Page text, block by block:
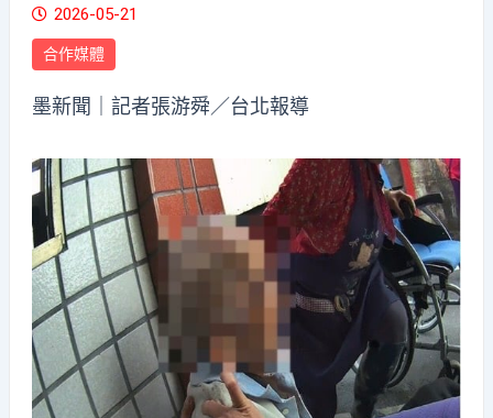
2026-05-21
合作媒體
墨新聞 ｜記者張游舜／台北報導